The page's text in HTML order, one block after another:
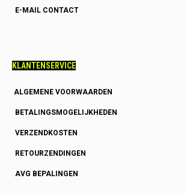
E-MAIL CONTACT
KLANTENSERVICE
ALGEMENE VOORWAARDEN
BETALINGSMOGELIJKHEDEN
VERZENDKOSTEN
RETOURZENDINGEN
AVG BEPALINGEN